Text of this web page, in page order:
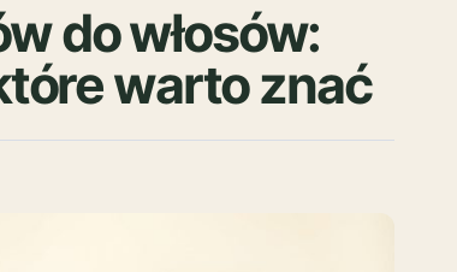
do włosów:
warto znać